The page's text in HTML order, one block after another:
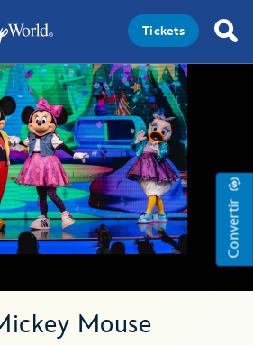
Tickets
Convertir
Mouse